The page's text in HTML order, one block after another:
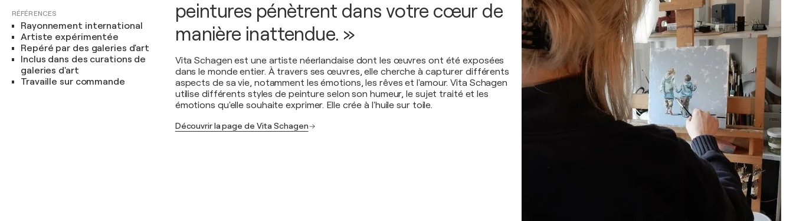
RÉFÉRENCES
Rayonnement international
Artiste expérimentée
Repéré par des galeries d'art
Inclus dans des curations de
galeries d'art
Travaille sur commande
peintures pénètrent dans votre cœur de
manière inattendue. »
Vita Schagen est une artiste néerlandaise dont les œuvres ont été exposées
dans le monde entier. À travers ses œuvres, elle cherche à capturer différents
aspects de sa vie, notamment les émotions, les rêves et l'amour. Vita Schagen
utilise différents styles de peinture selon son humeur, le sujet traité et les
émotions qu'elle souhaite exprimer. Elle crée à l'huile sur toile.
Découvrir la page de Vita Schagen